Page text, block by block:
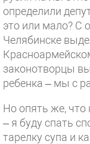
определили
это или мало? С
Челябинске
законотворцы
ребенка – мы с
Но опять же, что
– я буду спать
тарелку супа и